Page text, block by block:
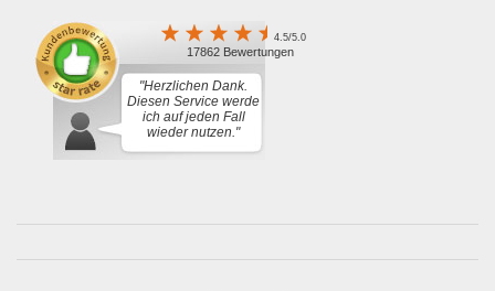
4.5/5.0
17862 Bewertungen
"Herzlichen Dank.
Diesen Service werde
ich auf jeden Fall
wieder nutzen."